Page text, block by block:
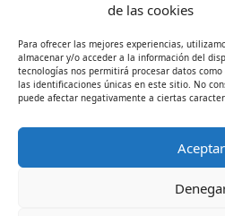
de las cookies
Para ofrecer las mejores experiencias,
almacenar y/o acceder a la información del
tecnologías nos permitirá procesar datos
las identificaciones únicas en este sitio. No
puede afectar negativamente a ciertas
Aceptar
* Excepto cursos de